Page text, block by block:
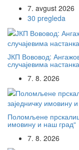
7. avgust 2026
30 pregleda
ЈКП Вововод:
случајевима
7. 8. 2026
Поломљене
имовину и наш град“
7. 8. 2026